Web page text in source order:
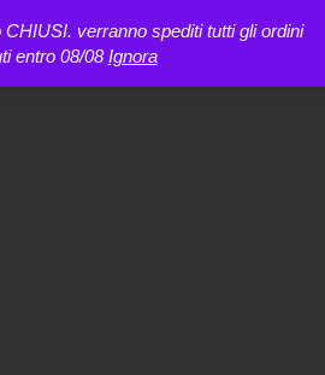
verranno spediti tutti gli ordini
entro 08/08Ignora